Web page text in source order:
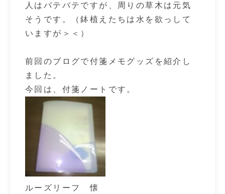
人はバテバテですが、周りの草木は元気
そうです。（鉢植えたちは水を欲っして
いますが＞＜）
前回のブログで付箋メモグッズを紹介し
ました。
今回は、付箋ノートです。
ルーズリーフ 懐